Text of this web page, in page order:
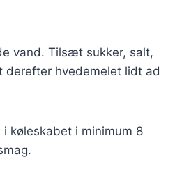
vand. Tilsæt sukker, salt,
derefter hvedemelet lidt ad
køleskabet i minimum 8